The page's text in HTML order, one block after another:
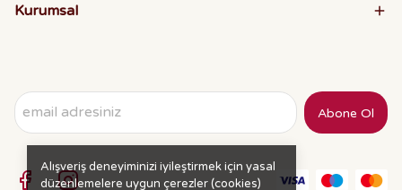
Alışveriş deneyiminizi iyileştirmek için yasal
düzenlemelere uygun çerezler (cookies)
Kurumsal
Abone Ol